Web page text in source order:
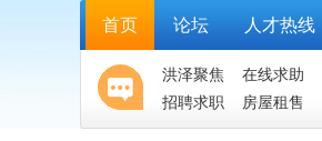
首页 论坛 人才热线
洪泽聚焦 在线求助
招聘求职
房屋租售